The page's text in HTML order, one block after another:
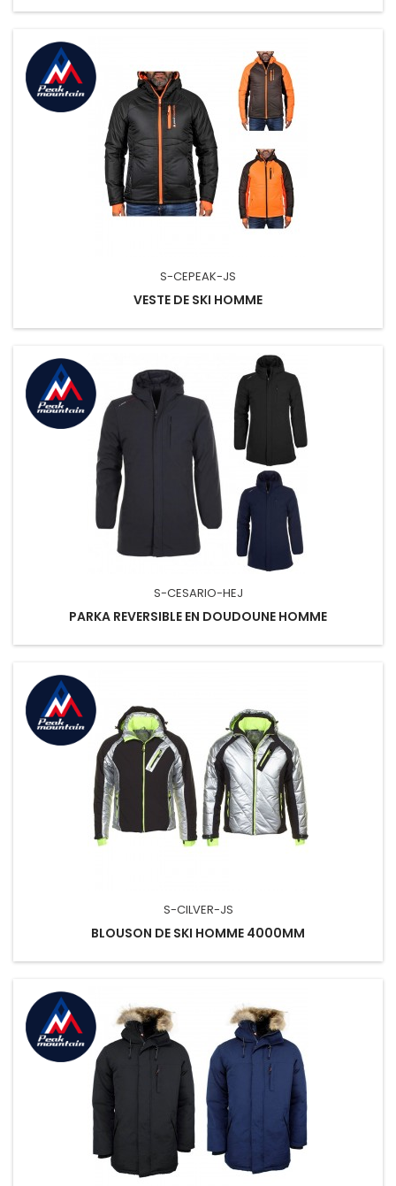
S-CEPEAK-JS
VESTE DE SKI HOMME
S-CESARIO-HEJ
PARKA REVERSIBLE EN DOUDOUNE HOMME
S-CILVER-JS
BLOUSON DE SKI HOMME 4000MM